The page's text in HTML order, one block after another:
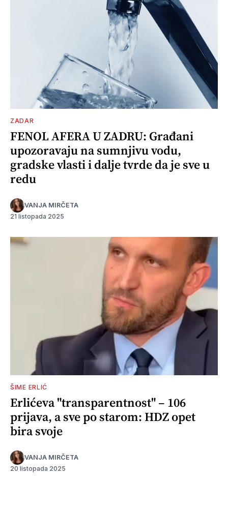
ZADAR
FENOL AFERA U ZADRU: Građani
upozoravaju na sumnjivu vodu,
gradske vlasti i dalje tvrde da je sve u
redu
VANJA MIRČETA
21 listopada 2025
ŠIME ERLIĆ
Erlićeva "transparentnost" – 106
prijava, a sve po starom: HDZ opet
bira svoje
VANJA MIRČETA
20 listopada 2025